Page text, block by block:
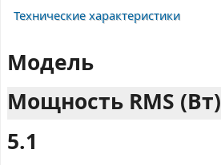
Технические характеристики
Модель
Мощность RMS (Вт)
5.1